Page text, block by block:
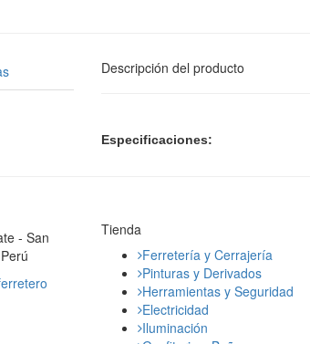
Descripción del producto
Especificaciones:
- San
Tienda
Ferretería y Cerrajería
Pinturas y Derivados
Herramientas y Seguridad
Electricidad
Iluminación